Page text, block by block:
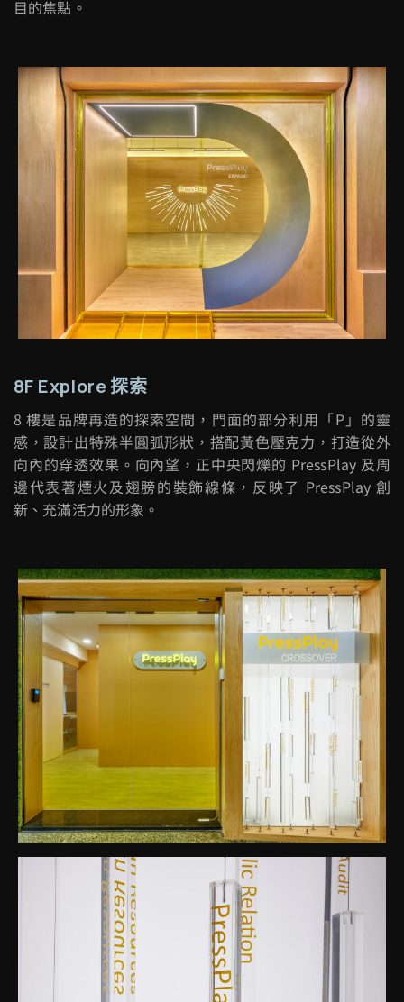
目的焦點。
8F Explore 探索
8樓是品牌再造的探索空間，門面的部分利用「P」的靈
感，設計出特殊半圓弧形狀，搭配黃色壓克力，打造從外
向內的穿透效果。向內望，正中央閃爍的 PressPlay 及周
邊代表著煙火及翅膀的裝飾線條，反映了
PressPlay 創
新、充滿活力的形象。